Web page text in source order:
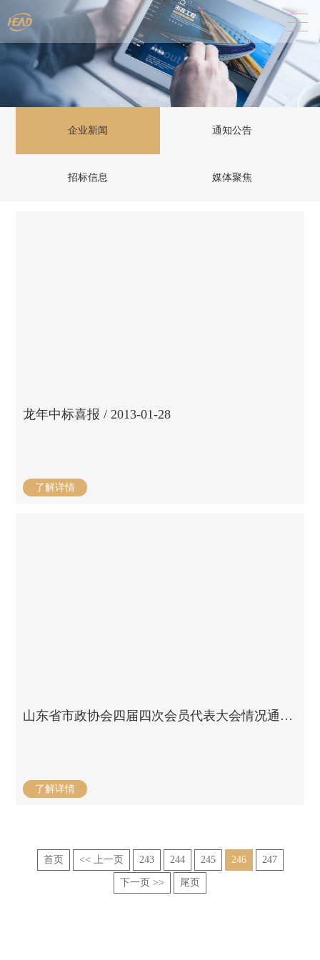
企业新闻 通知公告
招标信息 媒体聚焦
龙年中标喜报 / 2013-01-28
了解详情
山东省市政协会四届四次会员代表大会情况通报 / 2013-01-28
了解详情
首页 << 上一页 243 244 245 246 247
下一页 >> 尾页